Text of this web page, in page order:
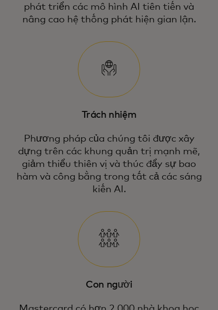
phát triển các mô hình AI tiên tiến và
nâng cao hệ thống phát hiện gian lận.
Trách nhiệm
Phương pháp của chúng tôi được xây
dựng trên các khung quản trị mạnh mẽ,
giảm thiểu thiên vị và thúc đẩy sự bao
hàm và công bằng trong tất cả các sáng
kiến AI.
Con người